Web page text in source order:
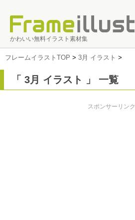
かわいい無料イラスト素材集
フレームイラストTOP > 3月 イラスト >
「 3月 イラスト 」 一覧
スポンサーリンク